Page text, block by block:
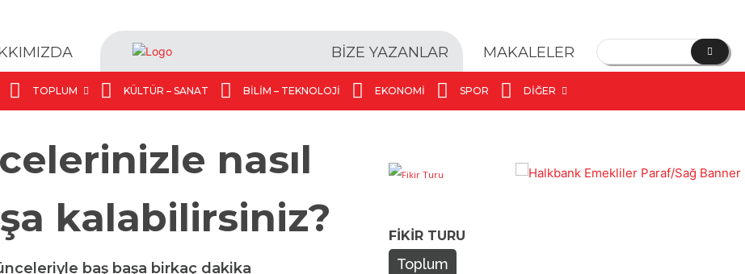
BİZE YAZANLAR MAKALELER
TOPLUM KÜLTÜR – SANAT BILIM – TEKNOLOJI EKONOMI SPOR DIĞER
nasıl
kalabilirsiniz?
baş başa birkaç dakika
FIKIR TURU
Toplum